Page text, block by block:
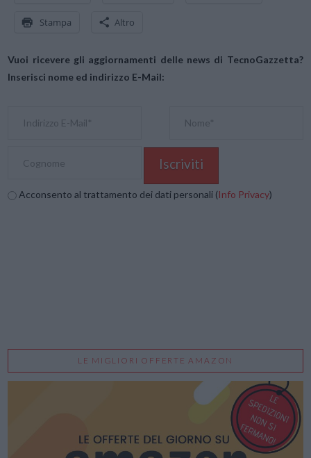
Stampa Altro
Vuoi ricevere gli aggiornamenti delle news di TecnoGazzetta?
Inserisci nome ed indirizzo E-Mail:
Acconsento al trattamento dei dati personali (Info Privacy)
LE MIGLIORI OFFERTE AMAZON